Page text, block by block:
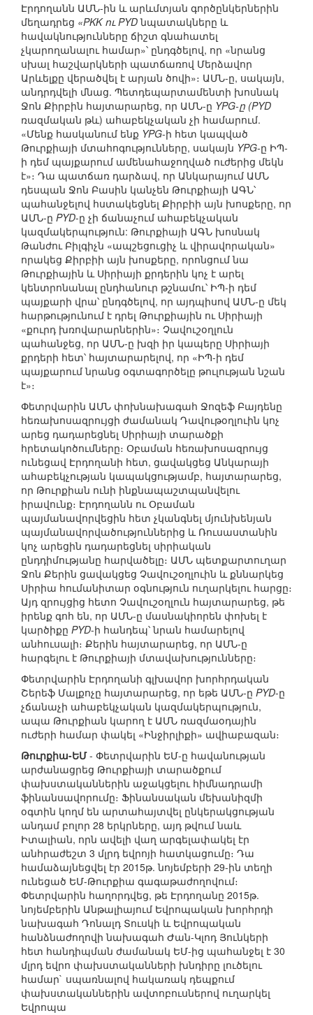
Էրդողանն ԱՄՆ-ին և արևմտյան գործընկերներին
մեղադրեց «PKK ու PYDնպատակները և
հավակնությունները ճիշտ գնահատել
չկարողանալու համար»՝ ընդգծելով, որ «նրանց
սխալ հաշվարկների պատճառով Մերձավոր
Արևելքը վերածվել է արյան ծովի»։ ԱՄՆ-ը, սակայն,
անդրդվելի մնաց. Պետդեպարտամենտի խոսնակ
Ջոն Քիրբին հայտարարեց, որ ԱՄՆ-ը YPG-ը (PYD
ռազմական թև) ահաբեկչական չի համարում.
«Մենք հասկանում ենք YPG-ի հետ կապված
Թուրքիայի մտահոգությունները, սակայն YPG-ը ԻՊ-
ի դեմ պայքարում ամենահաջողված ուժերից մեկն
է»։ Դա պատճառ դարձավ, որ Անկարայում ԱՄՆ
դեսպան Ջոն Բասին կանչեն Թուրքիայի ԱԳՆ՝
պահանջելով հստակեցնել Քիրբիի այն խոսքերը, որ
ԱՄՆ-ը PYD-ը չի ճանաչում ահաբեկչական
կազմակերպություն: Թուրքիայի ԱԳՆ խոսնակ
Թանժու Բիլգիչն «ապշեցուցիչ և վիրավորական»
որակեց Քիրբիի այն խոսքերը, որոնցում նա
Թուրքիային և Սիրիայի քրդերին կոչ է արել
կենտրոնանալ ընդհանուր թշնամու՝ ԻՊ-ի դեմ
պայքարի վրա՝ ընդգծելով, որ այդպիսով ԱՄՆ-ը մեկ
հարթությունում է դրել Թուրքիային ու Սիրիայի
«քուրդ խռովարարներին»։ Չավուշօղլուն
պահանջեց, որ ԱՄՆ-ը խզի իր կապերը Սիրիայի
քրդերի հետ՝ հայտարարելով, որ «ԻՊ-ի դեմ
պայքարում նրանց օգտագործելը թուլության նշան
է»։
Փետրվարին ԱՄՆ փոխնախագահ Ջոզեֆ Բայդենը
հեռախոսազրույցի ժամանակ Դավութօղլուին կոչ
արեց դադարեցնել Սիրիայի տարածքի
հրետակոծումները։ Օբաման հեռախոսազրույց
ունեցավ Էրդողանի հետ, ցավակցեց Անկարայի
ահաբեկչության կապակցությամբ, հայտարարեց,
որ Թուրքիան ունի ինքնապաշտպանվելու
իրավունք։ Էրդողանն ու Օբաման
պայմանավորվեցին հետ չկանգնել մյունխենյան
պայմանավորվածություններից և Ռուսաստանին
կոչ արեցին դադարեցնել սիրիական
ընդդիմությանը հարվածելը։ ԱՄՆ պետքարտուղար
Ջոն Քերին ցավակցեց Չավուշօղլուին և քննարկեց
Սիրիա հումանիտար օգնություն ուղարկելու հարցը։
Այդ զրույցից հետո Չավուշօղլուն հայտարարեց, թե
իրենք գոհ են, որ ԱՄՆ-ը մասնակիորեն փոխել է
կարծիքը PYD-ի հանդեպ՝ նրան համարելով
անհուսալի։ Քերին հայտարարեց, որ ԱՄՆ-ը
հարգելու է Թուրքիայի մտավախությունները։
Փետրվարին Էրդողանի գլխավոր խորհրդական
Շերեֆ Մալքոչը հայտարարեց, որ եթե ԱՄՆ-ը PYD-ը
չճանաչի ահաբեկչական կազմակերպություն,
ապա Թուրքիան կարող է ԱՄՆ ռազմաօդային
ուժերի համար փակել «Ինջիրլիքի» ավիաբազան։
Թուրքիա-ԵՄ- Փետրվարին ԵՄ-ը հավանության
արժանացրեց Թուրքիայի տարածքում
փախստականներին աջակցելու հիմնադրամի
ֆինանսավորումը։ Ֆինանսական մեխանիզմի
օգտին կողմ են արտահայտվել ընկերակցության
անդամ բոլոր 28 երկրները, այդ թվում նաև
Իտալիան, որն ավելի վաղ արգելափակել էր
անհրաժեշտ 3 մլրդ եվրոյի հատկացումը։ Դա
համաձայնեցվել էր 2015թ. նոյեմբերի 29-ին տեղի
ունեցած ԵՄ-Թուրքիա գագաթաժողովում։
Փետրվարին հաղորդվեց, թե Էրդողանը 2015թ.
նոյեմբերին Անթալիայում Եվրոպական խորհրդի
նախագահ Դոնալդ Տուսկի և Եվրոպական
հանձնաժողովի նախագահ Ժան-Կլոդ Յունկերի
հետ հանդիպման ժամանակ ԵՄ-ից պահանջել է 30
մլրդ եվրո փախստականների խնդիրը լուծելու
համար` սպառնալով հակառակ դեպքում
փախստականներին ավտոբուսներով ուղարկել
Եվրոպա